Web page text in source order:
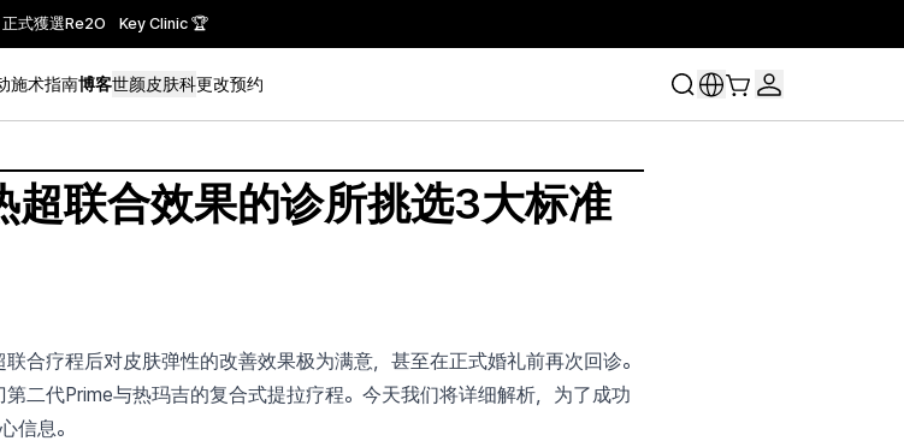
式獲選Re2O Key Clinic 🏆
施术指南博客世颜皮肤科更改预约
超联合效果的诊所挑选3大标准
合疗程后对皮肤弹性的改善效果极为满意，甚至在正式婚礼前再次回诊。
二代Prime与热玛吉的复合式提拉疗程。今天我们将详细解析，为了成功
信息。